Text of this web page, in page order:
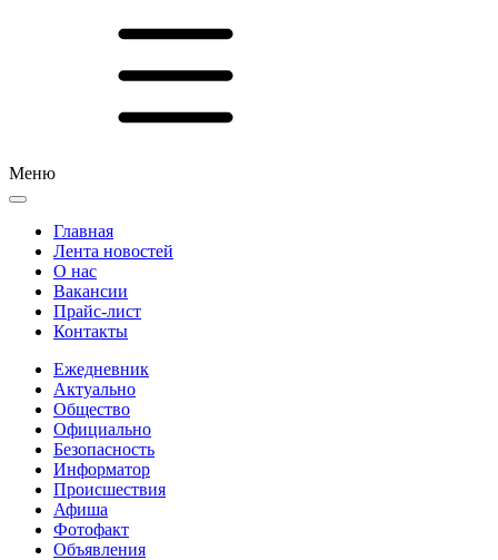
Меню
Главная
Лента новостей
О нас
Вакансии
Прайс-лист
Контакты
Ежедневник
Актуально
Общество
Официально
Безопасность
Информатор
Происшествия
Афиша
Фотофакт
Объявления